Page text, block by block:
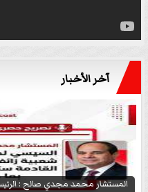
آخر الأخبار
المستشار محمد مجدي صالح :